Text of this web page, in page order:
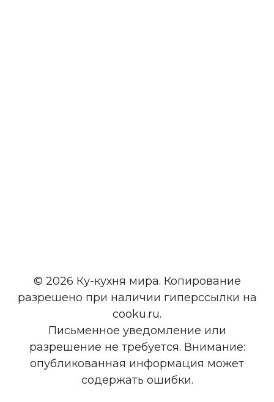
© 2026 Ку-кухня мира. Копирование
разрешено при наличии гиперссылки на
cooku.ru.
Письменное уведомление или
разрешение не требуется. Внимание:
опубликованная информация может
содержать ошибки.